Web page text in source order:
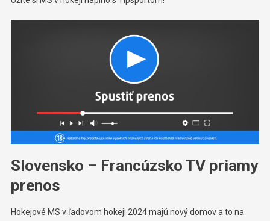
Slovensko – Francúzsko TV priamy
prenos
Hokejové MS v ľadovom hokeji 2024 majú nový domov a to na